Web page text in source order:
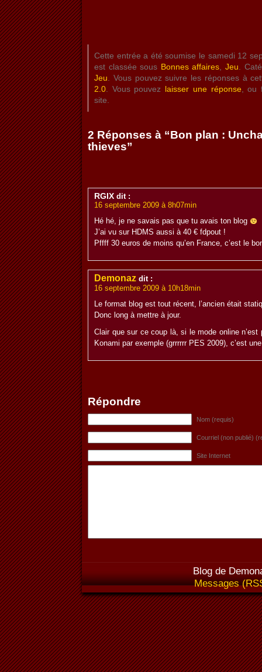
Cette entrée a été soumise le samedi 12
est classée sous Bonnes affaires,Jeu.
Jeu. Vous pouvez suivre les réponses à
2.0. Vous pouvez laisser une réponse, ou
site.
2 Réponses à “Bon plan :
thieves”
RGIX dit :
16 septembre 2009 à 8h07min
Hé hé, je ne savais pas que tu avais ton blog
J’ai vu sur HDMS aussi à 40 € fdpout !
Pffff 30 euros de moins qu’en France, c’est le
Demonaz dit :
16 septembre 2009 à 10h18min
Le format blog est tout récent, l’ancien était
Donc long à mettre à jour.
Clair que sur ce coup là, si le mode online
Konami par exemple (grrrrrr PES 2009), c’est
Répondre
Nom (requis)
Courriel (non publié)
Site Internet
Blog de
Messages